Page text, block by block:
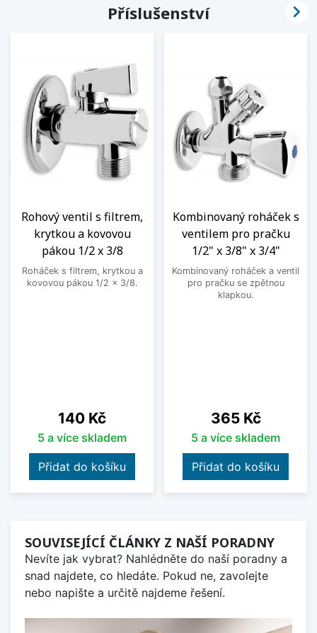
Příslušenství
Rohový ventil s filtrem,
krytkou a kovovou
pákou 1/2 x 3/8
Roháček s filtrem, krytkou a
kovovou pákou 1/2 x 3/8.
Cena
140 Kč
5 a více skladem
Přidat do košíku
Kombinovaný roháček s
ventilem pro pračku
1/2" x 3/8" x 3/4"
Kombinovaný roháček a ventil
pro pračku se zpětnou
klapkou.
Cena
365 Kč
5 a více skladem
Přidat do košíku

SOUVISEJÍCÍ ČLÁNKY Z NAŠÍ PORADNY
Nevíte jak vybrat? Nahlédněte do naší poradny a
snad najdete, co hledáte. Pokud ne, zavolejte
nebo napište a určitě najdeme řešení.